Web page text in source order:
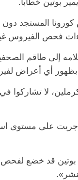
بوتين خطابا.
34 حالة إصابة بفيروس
فحص الفيروس
إلى طاقم
بظهور أي أعراض
لا تشاركوا
أجريت على مستوى
قد خضع لفحص
حسين
(بروفايل)
21 فبراير، 2026
فقيه